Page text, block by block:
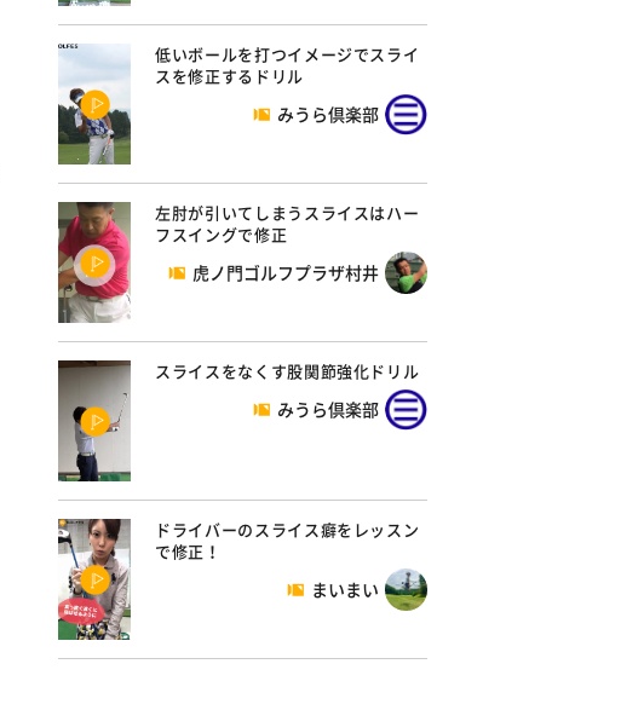
低いボールを打つイメージでスライ
スを修正するドリル
みうら倶楽部
左肘が引いてしまうスライスはハー
フスイングで修正
虎ノ門ゴルフプラザ村井
スライスをなくす股関節強化ドリル
みうら倶楽部
ドライバーのスライス癖をレッスン
で修正！
まいまい